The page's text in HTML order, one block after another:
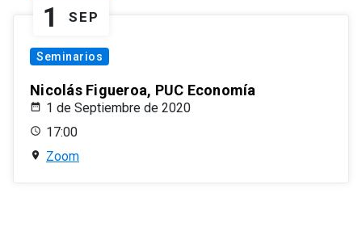
1 SEP
Seminarios
Nicolás Figueroa, PUC Economía
1 de Septiembre de 2020
17:00
Zoom